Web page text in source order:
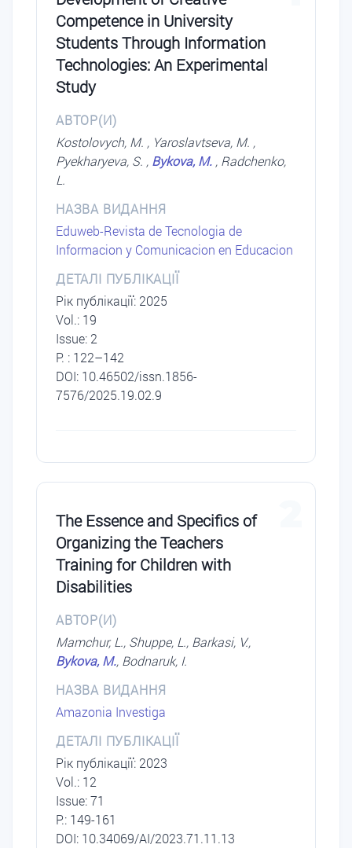
Competence in University
Students Through Information
Technologies: An Experimental
Study
АВТОР(И)
Kostolovych, M. , Yaroslavtseva, M. ,
Pyekharyeva, S. , Bykova, M. , Radchenko,
L.
НАЗВА ВИДАННЯ
Eduweb-Revista de Tecnologia de
Informacion y Comunicacion en Educacion
ДЕТАЛІ ПУБЛІКАЦІЇ
Рік публікації: 2025
Vol.: 19
Issue: 2
P. : 122–142
DOI: 10.46502/issn.1856-
7576/2025.19.02.9
The Essence and Specifics of
Organizing the Teachers
Training for Children with
Disabilities
АВТОР(И)
Mamchur, L., Shuppe, L., Barkasi, V.,
Bykova, M., Bodnaruk, I.
НАЗВА ВИДАННЯ
Amazonia Investiga
ДЕТАЛІ ПУБЛІКАЦІЇ
Рік публікації: 2023
Vol.: 12
Issue: 71
P.: 149-161
DОI: 10.34069/AI/2023.71.11.13